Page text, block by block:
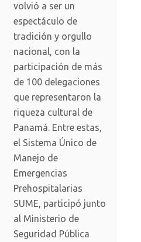
volvió a ser un
espectáculo de
tradición y orgullo
nacional, con la
participación de más
de 100 delegaciones
que representaron la
riqueza cultural de
Panamá. Entre estas,
el Sistema Único de
Manejo de
Emergencias
Prehospitalarias
SUME, participó junto
al Ministerio de
Seguridad Pública